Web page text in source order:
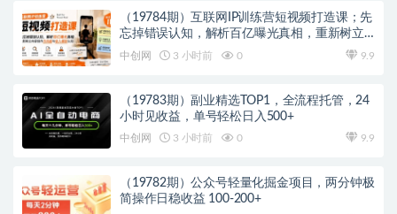
（19784期）互联网IP训练营短视频打造课；先
忘掉错误认知，解析百亿曝光真相，重新树立
内容创作方向感与收入模型认知
中创网 3 小时前 0 9.9
（19783期）副业精选TOP1，全流程托管，24
小时见收益，单号轻松日入500+
中创网 3 小时前 0 9.9
（19782期）公众号轻量化掘金项目，两分钟极
简操作日稳收益 100-200+